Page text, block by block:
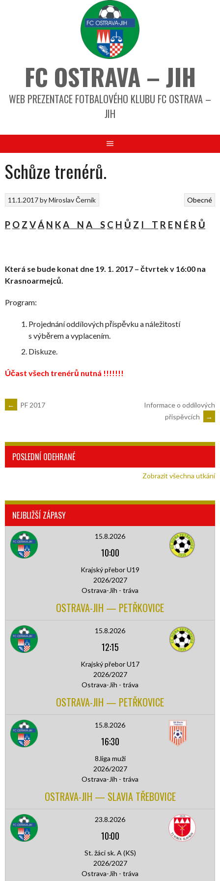
FC OSTRAVA – JIH
WEB PREZENTACE FOTBALOVÉHO KLUBU FC OSTRAVA –
JIH
Schůze trenérů.
Obecné
11.1.2017byMiroslav Černík
P O Z VÁ N KA N A S C H Ů Z I T R E N É R Ů
Která se bude konat dne 19. 1. 2017 – čtvrtek v 16:00 na
Krasnoarmejců.
Program:
Projednání oddílových příspěvku a náležitostí
s výběrem a vyplacením.
Diskuze.
Účast všech trenérů nutná !!!!!!!
← PF 2017
Informace o oddílových
příspěvcích
→
POSLEDNÍ ODEHRANÉ
Zobrazit všechna utkání
NEJBLIŽŠÍ ZÁPASY
15.8.2026
10:00
Krajský přebor U19
2026/2027
Ostrava-Jih - tráva
OSTRAVA-JIH — PETŘKOVICE
15.8.2026
12:15
Krajský přebor U17
2026/2027
Ostrava-Jih - tráva
OSTRAVA-JIH — PETŘKOVICE
15.8.2026
16:30
8.liga muži
2026/2027
Ostrava-Jih - tráva
OSTRAVA-JIH — SLAVIA TŘEBOVICE
23.8.2026
10:00
St. žáci sk. A (KS)
2026/2027
Ostrava-Jih - tráva